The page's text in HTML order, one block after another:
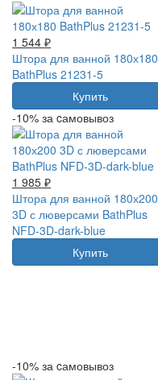
1 544 ₽
Штора для ванной 180х180
BathPlus 21231-5
Купить
-10% за cамовывоз
1 985 ₽
Штора для ванной 180х200
3D с люверсами BathPlus
NFD-3D-dark-blue
Купить
-10% за cамовывоз